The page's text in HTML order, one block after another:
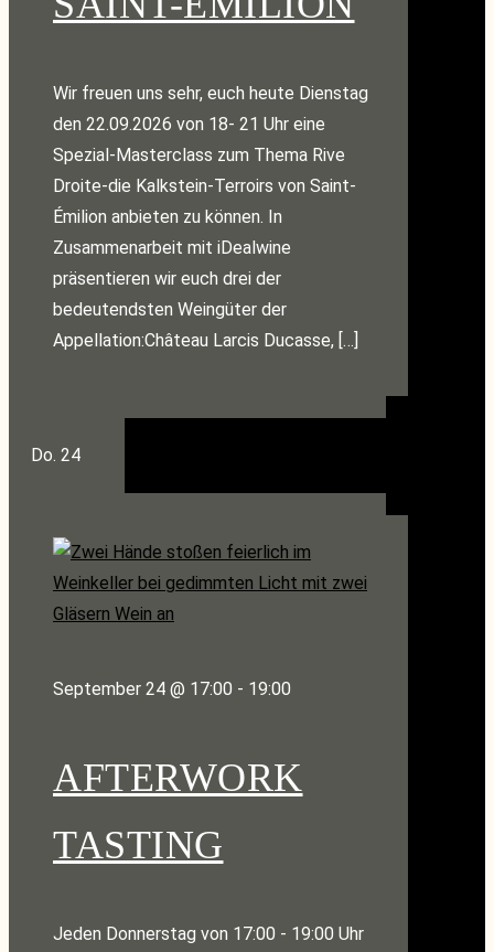
Wir freuen uns sehr, euch heute Dienstag
den 22.09.2026 von 18- 21 Uhr eine
Spezial-Masterclass zum Thema Rive
Droite-die Kalkstein-Terroirs von Saint-
Émilion anbieten zu können. In
Zusammenarbeit mit iDealwine
präsentieren wir euch drei der
bedeutendsten Weingüter der
Appellation:Château Larcis Ducasse, […]
Do. 24
September 24 @ 17:00 - 19:00
AFTERWORK
TASTING
Jeden Donnerstag von 17:00 - 19:00 Uhr